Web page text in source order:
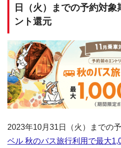
日（火）までの予約対
ント還元
2023年10月31日（火）までの
ベル 秋のバス旅行利用で最大